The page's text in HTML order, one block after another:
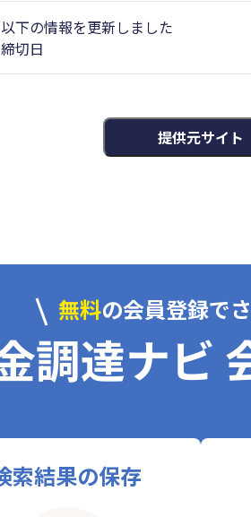
以下の情報を更新しました
締切日
提供元サイト
無料の会員登録で
調達ナビ
索結果の保存